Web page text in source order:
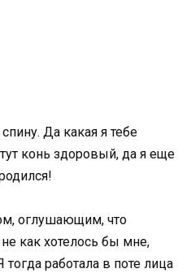
Да какая я тебе
конь здоровый, да я еще
оглушающим, что
как хотелось бы мне,
тогда работала в поте лица